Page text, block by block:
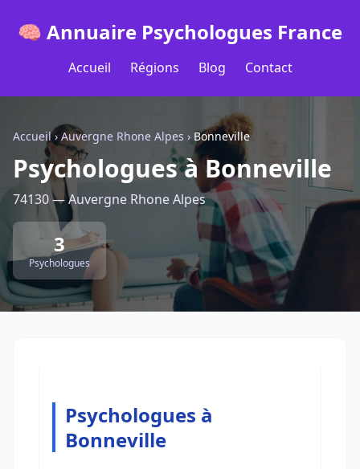
🧠 Annuaire Psychologues France
Accueil Régions Blog Contact
Accueil› Auvergne Rhone Alpes › Bonneville
Psychologues à Bonneville
74130 — Auvergne Rhone Alpes
3
Psychologues
Psychologues à
Bonneville